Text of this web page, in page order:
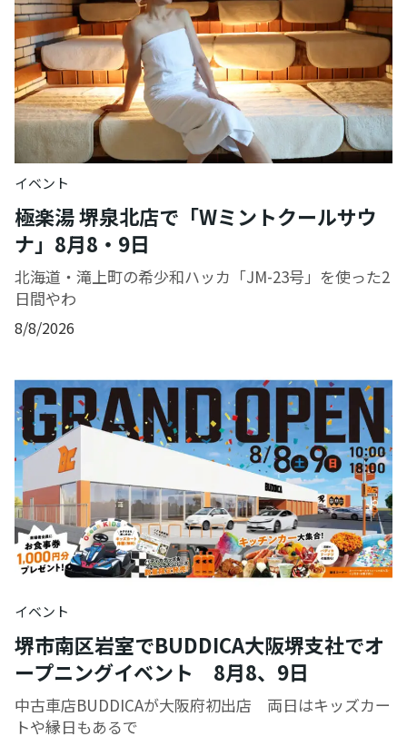
イベント
極楽湯 堺泉北店で「Wミントクールサウ
ナ」8月8・9日
北海道・滝上町の希少和ハッカ「JM-23号」を使った2
日間やわ
8/8/2026
イベント
堺市南区岩室でBUDDICA大阪堺支社でオ
ープニングイベント 8月8、9日
中古車店BUDDICAが大阪府初出店 両日はキッズカー
トや縁日もあるで